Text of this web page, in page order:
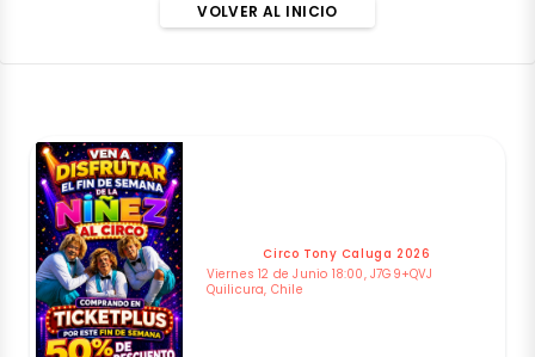
VOLVER AL INICIO
Circo Tony Caluga 2026
Viernes 12 de Junio 18:00, J7G9+QVJ
Quilicura, Chile